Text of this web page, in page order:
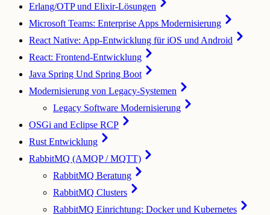
Erlang/OTP und Elixir-Lösungen
Microsoft Teams: Enterprise Apps Modernisierung
React Native: App-Entwicklung für iOS und Android
React: Frontend-Entwicklung
Java Spring Und Spring Boot
Modernisierung von Legacy-Systemen
Legacy Software Modernisierung
OSGi and Eclipse RCP
Rust Entwicklung
RabbitMQ (AMQP / MQTT)
RabbitMQ Beratung
RabbitMQ Clusters
RabbitMQ Einrichtung: Docker und Kubernetes